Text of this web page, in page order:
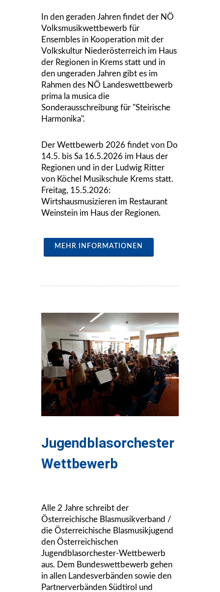
In den geraden Jahren findet der NÖ
Volksmusikwettbewerb für
Ensembles in Kooperation mit der
Volkskultur Niederösterreich im Haus
der Regionen in Krems statt und in
den ungeraden Jahren gibt es im
Rahmen des NÖ Landeswettbewerb
prima la musica die
Sonderausschreibung für "Steirische
Harmonika".
Der Wettbewerb 2026 findet von Do
14.5. bis Sa 16.5.2026 im Haus der
Regionen und in der Ludwig Ritter
von Köchel Musikschule Krems statt.
Freitag, 15.5.2026:
Wirtshausmusizieren im Restaurant
Weinstein im Haus der Regionen.
MEHR INFORMATIONEN
Jugendblasorchester
Wettbewerb
Alle 2 Jahre schreibt der
Österreichische Blasmusikverband /
die Österreichische Blasmusikjugend
den Österreichischen
Jugendblasorchester-Wettbewerb
aus. Dem Bundeswettbewerb gehen
in allen Landesverbänden sowie den
Partnerverbänden Südtirol und